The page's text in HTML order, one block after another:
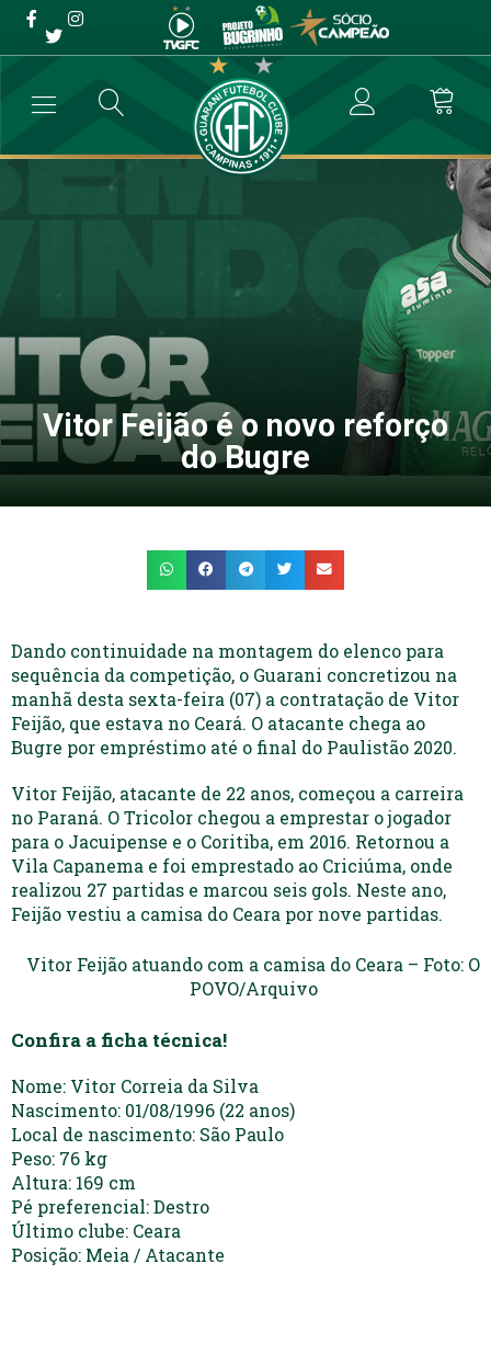
reforço do Bugre
Vitor Feijão é o novo reforço do Bugre
Vitor Feijão é o novo reforço
do Bugre
Dando continuidade na montagem do elenco para
sequência da competição, o Guarani concretizou na
manhã desta sexta-feira (07) a contratação de Vitor
Feijão, que estava no Ceará. O atacante chega ao
Bugre por empréstimo até o final do Paulistão 2020.
Vitor Feijão, atacante de 22 anos, começou a carreira
no Paraná. O Tricolor chegou a emprestar o jogador
para o Jacuipense e o Coritiba, em 2016. Retornou a
Vila Capanema e foi emprestado ao Criciúma, onde
realizou 27 partidas e marcou seis gols. Neste ano,
Feijão vestiu a camisa do Ceara por nove partidas.
Vitor Feijão atuando com a camisa do Ceara – Foto: O
POVO/Arquivo
Confira a ficha técnica!
Nome: Vitor Correia da Silva
Nascimento: 01/08/1996 (22 anos)
Local de nascimento: São Paulo
Peso: 76 kg
Altura: 169 cm
Pé preferencial: Destro
Último clube: Ceara
Posição: Meia / Atacante